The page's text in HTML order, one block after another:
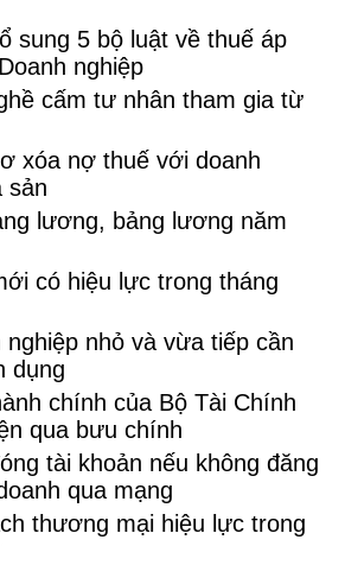
sung 5 bộ luật về thuế áp
nghiệp
cấm tư nhân tham gia từ
xóa nợ thuế với doanh
sản
lương, bảng lương năm
có hiệu lực trong tháng
nhỏ và vừa tiếp cần
dụng
chính của Bộ Tài Chính
qua bưu chính
tài khoản nếu không đăng
qua mạng
thương mại hiệu lực trong